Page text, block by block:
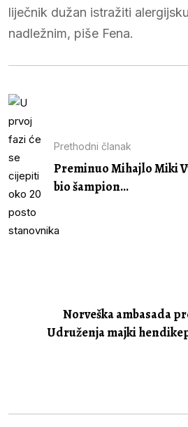
liječnik dužan istražiti
nadležnim, piše Fena.
Prethodni članak
Preminuo Mihajlo Miki
bio šampion...
Norveška ambasada
Udruženja majki